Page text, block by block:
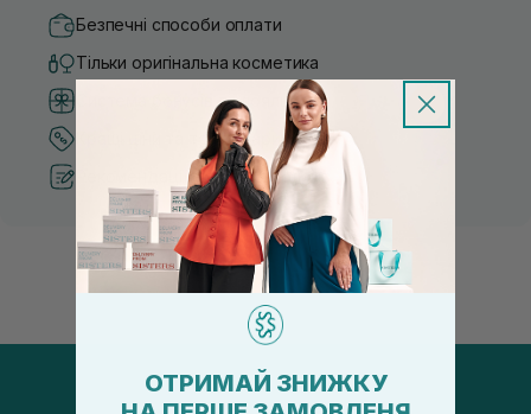
Безпечні способи оплати
Тільки оригінальна косметика
Система бонусів та лояльності
Кращі ціни та топ товари
Рекомендації від косметологів
ОТРИМАЙ ЗНИЖКУ